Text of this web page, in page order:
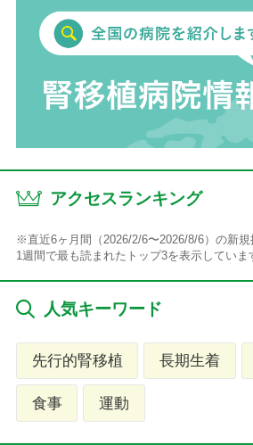
アクセスランキング
※直近6ヶ月間（2026/2/6〜2026/8/6）の新
1週間で最も読まれたトップ3を表示していま
人気キーワード
先行的腎移植 長期生着
食事 運動